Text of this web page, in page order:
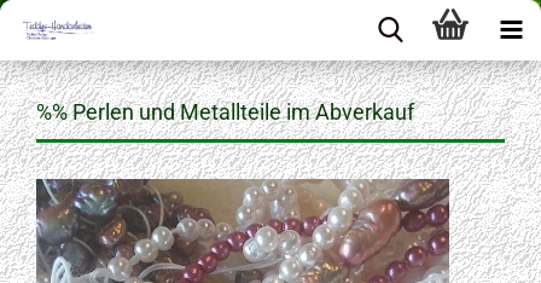
%% Perlen und Metallteile im Abverkauf